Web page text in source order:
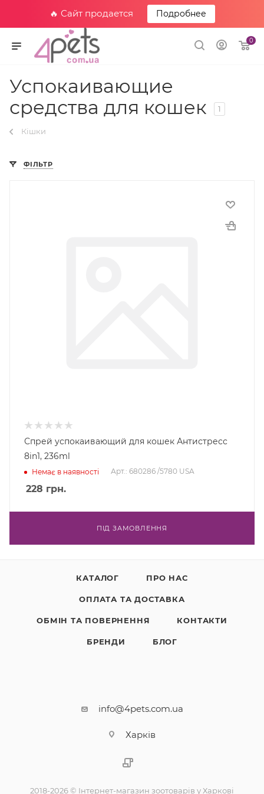
🔥 Сайт продается Подробнее
0
Успокаивающие
средства для кошек
1
Кішки
ФІЛЬТР
Спрей успокаивающий для кошек Антистресс
8in1, 236ml
Немає в наявності Арт.: 680286 /5780 USA
228 грн.
ПІД ЗАМОВЛЕННЯ
КАТАЛОГ ПРО НАС
ОПЛАТА ТА ДОСТАВКА
ОБМІН ТА ПОВЕРНЕННЯ КОНТАКТИ
БРЕНДИ БЛОГ
info@4pets.com.ua
Харків
2018-2026 © Інтернет-магазин зоотоварів у Харкові